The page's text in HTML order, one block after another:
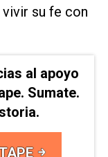
⁠su fe con
al apoyo
Sumate.